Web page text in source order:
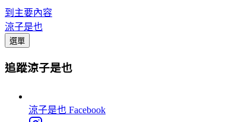
到主要內容
涼子是也
選單
追蹤涼子是也
涼子是也 Facebook